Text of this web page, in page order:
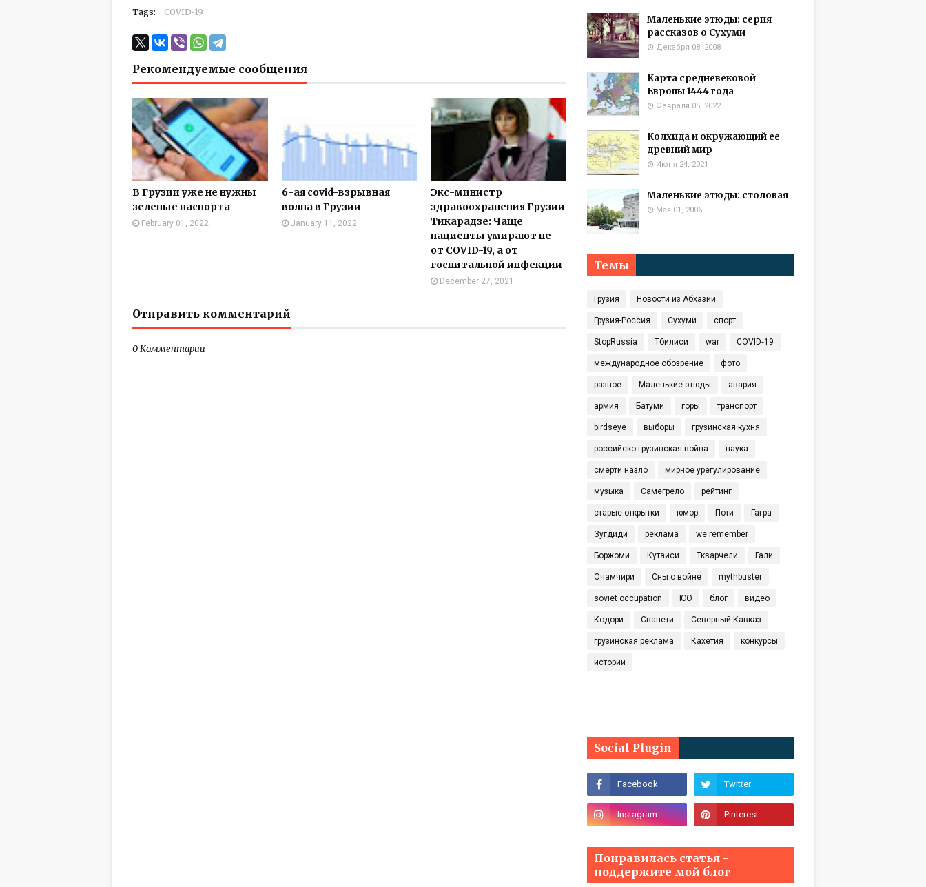
Tags: COVID‑19
Рекомендуемые сообщения
В Грузии уже не нужны
зеленые паспорта
February 01, 2022
6-ая covid-взрывная
волна в Грузии
January 11, 2022
Экс-министр
здравоохранения Грузии
Тикарадзе: Чаще
пациенты умирают не
от COVID-19, а от
госпитальной инфекции
December 27, 2021
Отправить комментарий
0 Комментарии
Маленькие этюды: серия
рассказов о Сухуми
Декабря 08, 2008
Карта средневековой
Европы 1444 года
Февраля 05, 2022
Колхида и окружающий ее
древний мир
Июня 24, 2021
Маленькие этюды: столовая
Мая 01, 2006
Темы
Грузия Новости из Абхазии
Грузия-Россия Сухуми спорт
StopRussia Тбилиси war COVID‑19
международное обозрение фото
разное Маленькие этюды авария
армия Батуми горы транспорт
birdseye выборы грузинская кухня
российско-грузинская война наука
смерти назло мирное урегулирование
музыка Самегрело рейтинг
старые открытки юмор Поти Гагра
Зугдиди реклама we remember
Боржоми Кутаиси Ткварчели Гали
Очамчири Сны о войне mythbuster
soviet occupation ЮО блог видео
Кодори Сванети Северный Кавказ
грузинская реклама Кахетия конкурсы
истории
Social Plugin
Понравилась статья -
поддержите мой блог